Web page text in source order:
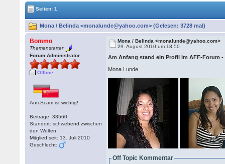
Seiten: 1
Mona / Belinda <monalunde@yahoo.com> (Gelesen: 3728 mal)
Bommo
Themenstarter
Forum Administrator
Offline
Anti-Scam ist wichtig!
Beiträge: 33560
Standort: schwebend zwischen
den Welten
Mitglied seit: 13. Juli 2010
Geschlecht:
Mona / Belinda <monalunde@yahoo.com>
29. August 2010 um 18:50
Am Anfang stand ein Profil im AFF-Forum -
Mona Lunde
Off Topic Kommentar